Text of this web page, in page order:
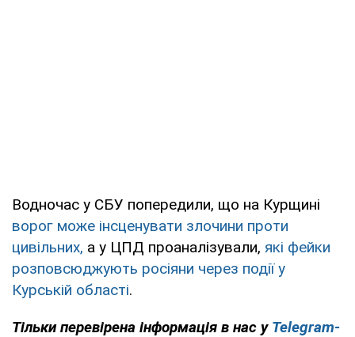
Водночас у СБУ попередили, що на Курщині
ворог може інсценувати злочини проти
цивільних, а у ЦПД проаналізували, які фейки
розповсюджують росіяни через події у
Курській області.
Тільки перевірена інформація в нас у Telegram-